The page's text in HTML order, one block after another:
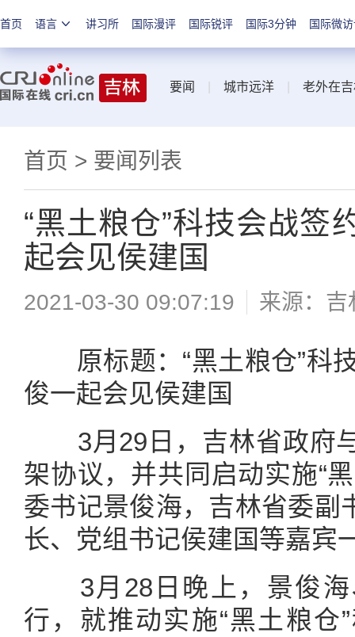
首页 语言 讲习所 国际漫评 国际锐评 国际3分钟 国际微
要闻 城市远洋 老外在
首页 > 要闻列表
“黑土粮仓”科技会战签
起会见侯建国
2021-03-30 09:07:19 来源： 吉
原标题：“黑土粮仓”科
俊一起会见侯建国
3月29日，吉林省政府
架协议，并共同启动实施“
委书记景俊海，吉林省委副
长、党组书记侯建国等嘉宾
3月28日晚上，景俊海
行，就推动实施“黑土粮仓